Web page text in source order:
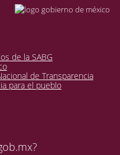
de la SABG
de Transparencia
para el pueblo